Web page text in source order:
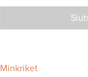
Minkriket